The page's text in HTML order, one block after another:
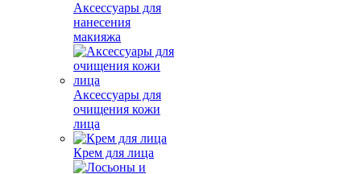
Аксессуары для
нанесения
макияжа
Аксессуары для
очищения кожи
лица
Крем для лица